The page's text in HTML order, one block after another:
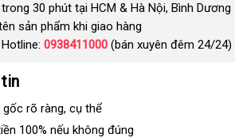
30 phút tại HCM & Hà Nội, Bình Dương
sản phẩm khi giao hàng
0938411000(bán xuyên đêm 24/24)
gốc rõ ràngvận
chuyển
, cụ thể
100% ở
nếu không đúng